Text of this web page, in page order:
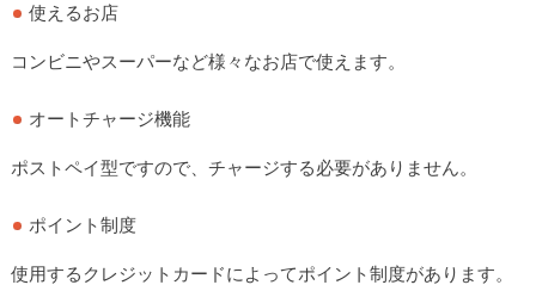
使えるお店
コンビニやスーパーなど様々なお店で使えます。
オートチャージ機能
ポストペイ型ですので、チャージする必要がありません。
ポイント制度
使用するクレジットカードによってポイント制度があります。